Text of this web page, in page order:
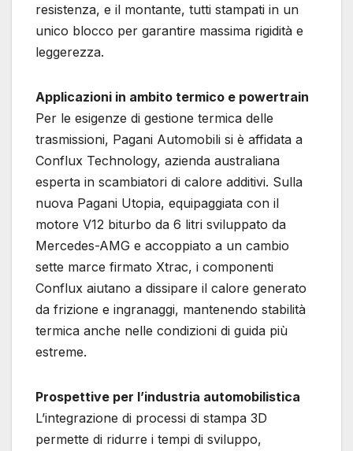
resistenza, e il montante, tutti stampati in un
unico blocco per garantire massima rigidità e
leggerezza.
Applicazioni in ambito termico e powertrain
Per le esigenze di gestione termica delle
trasmissioni, Pagani Automobili si è affidata a
Conflux Technology, azienda australiana
esperta in scambiatori di calore additivi. Sulla
nuova Pagani Utopia, equipaggiata con il
motore V12 biturbo da 6 litri sviluppato da
Mercedes-AMG e accoppiato a un cambio
sette marce firmato Xtrac, i componenti
Conflux aiutano a dissipare il calore generato
da frizione e ingranaggi, mantenendo stabilità
termica anche nelle condizioni di guida più
estreme.
Prospettive per l’industria automobilistica
L’integrazione di processi di stampa 3D
permette di ridurre i tempi di sviluppo,